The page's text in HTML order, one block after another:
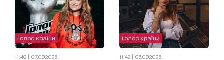
Голос країни
11:48 | 07.08.2026
Голос країни
11:42 | 03.08.2026